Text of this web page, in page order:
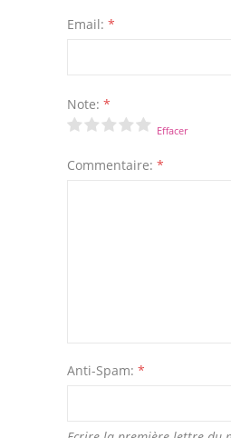
Email: *
Note: *
Effacer
Commentaire: *
Anti-Spam: *